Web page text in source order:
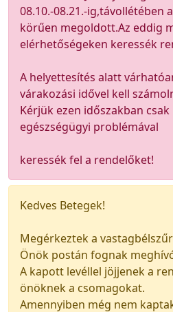
08.10.-08.21.-ig,távollétében
körűen megoldott.Az eddig
elérhetőségeken keressék
A helyettesítés alatt
várakozási idővel kell
Kérjük ezen időszakban
egészségügyi problémával
keressék fel a rendelőket!
Kedves Betegek!
Megérkeztek a
Önök postán fognak
A kapott levéllel jöjjenek a
önöknek a csomagokat.
Amennyiben még nem